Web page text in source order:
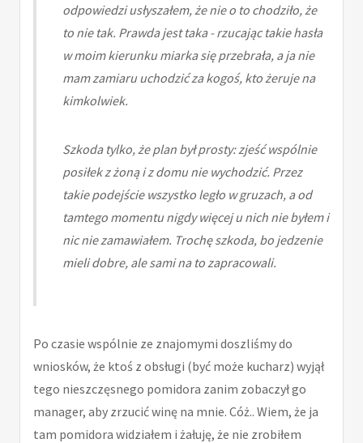
odpowiedzi usłyszałem, że nie o to chodziło, że
to nie tak. Prawda jest taka - rzucając takie hasła
w moim kierunku miarka się przebrała, a ja nie
mam zamiaru uchodzić za kogoś, kto żeruje na
kimkolwiek.
Szkoda tylko, że plan był prosty: zjeść wspólnie
posiłek z żoną i z domu nie wychodzić. Przez
takie podejście wszystko legło w gruzach, a od
tamtego momentu nigdy więcej u nich nie byłem i
nic nie zamawiałem. Trochę szkoda, bo jedzenie
mieli dobre, ale sami na to zapracowali.
Po czasie wspólnie ze znajomymi doszliśmy do
wniosków, że ktoś z obsługi (być może kucharz) wyjął
tego nieszczęsnego pomidora zanim zobaczył go
manager, aby zrzucić winę na mnie. Cóż.. Wiem, że ja
tam pomidora widziałem i żałuję, że nie zrobiłem